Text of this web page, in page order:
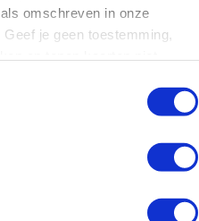
omschreven in onze
je geen toestemming,
op
de